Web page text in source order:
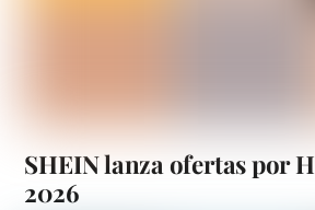
SHEIN lanza ofertas por
2026